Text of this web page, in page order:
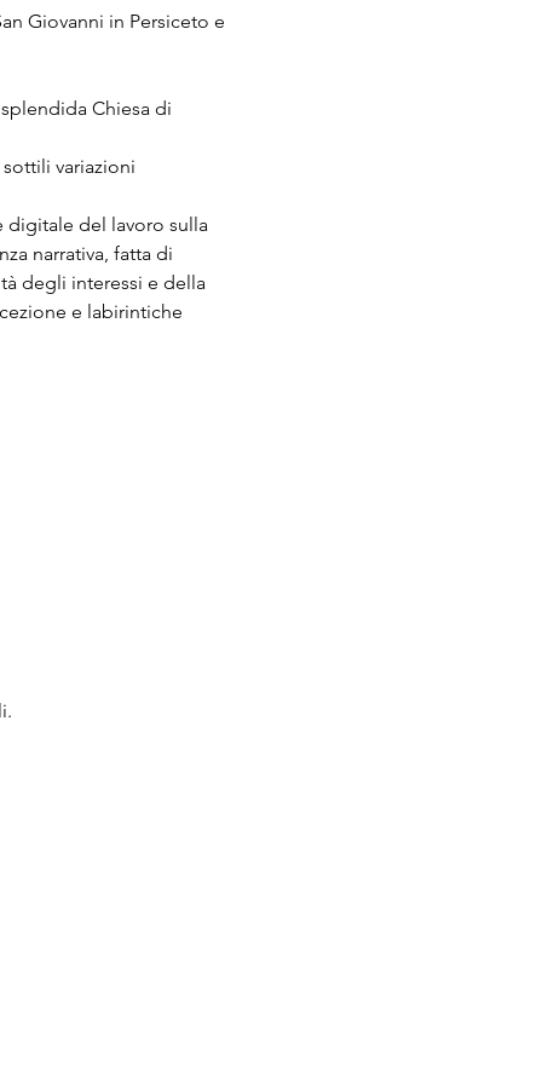
Giovanni in Persiceto e
Chiesa di
variazioni
digitale del lavoro sulla
narrativa, fatta di
degli interessi e della
e labirintiche